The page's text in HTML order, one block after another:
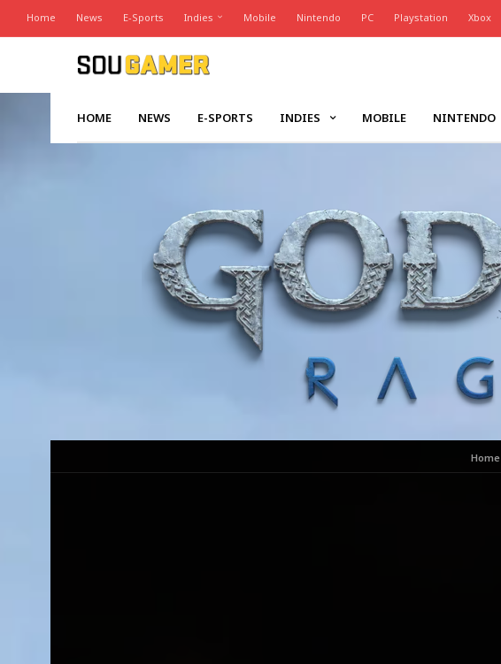
Home News E-Sports Indies Mobile Nintendo PC Playstation Xbox
HOME NEWS E-SPORTS INDIES MOBILE NINTENDO
Home